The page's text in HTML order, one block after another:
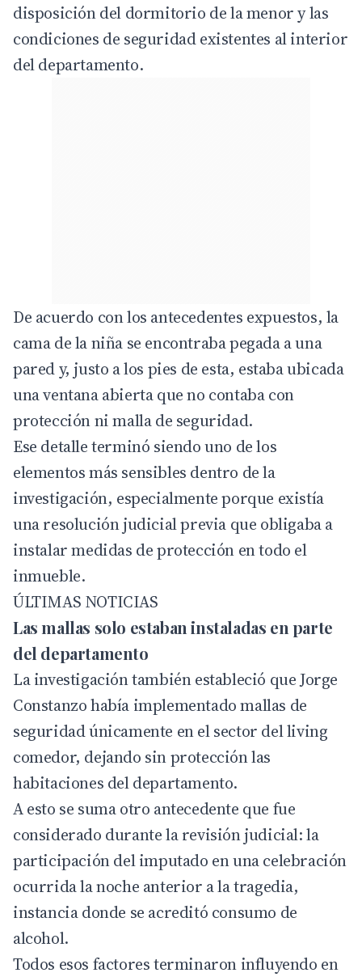
disposición del dormitorio de la menor y las
condiciones de seguridad existentes al interior
del departamento.
De acuerdo con los antecedentes expuestos, la
cama de la niña se encontraba pegada a una
pared y, justo a los pies de esta, estaba ubicada
una ventana abierta que no contaba con
protección ni malla de seguridad.
Ese detalle terminó siendo uno de los
elementos más sensibles dentro de la
investigación, especialmente porque existía
una resolución judicial previa que obligaba a
instalar medidas de protección en todo el
inmueble.
ÚLTIMAS NOTICIAS
Las mallas solo estaban instaladas en parte
del departamento
La investigación también estableció que Jorge
Constanzo había implementado mallas de
seguridad únicamente en el sector del living
comedor, dejando sin protección las
habitaciones del departamento.
A esto se suma otro antecedente que fue
considerado durante la revisión judicial: la
participación del imputado en una celebración
ocurrida la noche anterior a la tragedia,
instancia donde se acreditó consumo de
alcohol.
Todos esos factores terminaron influyendo en